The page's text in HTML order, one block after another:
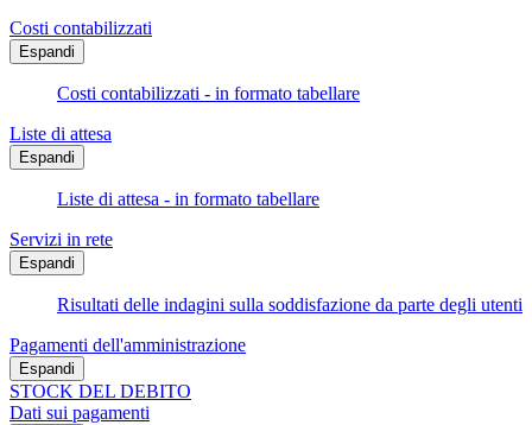
Costi contabilizzati
Espandi
Costi contabilizzati - in formato tabellare
Liste di attesa
Espandi
Liste di attesa - in formato tabellare
Servizi in rete
Espandi
Risultati delle indagini sulla soddisfazione da parte degli utenti
Pagamenti dell'amministrazione
Espandi
STOCK DEL DEBITO
Dati sui pagamenti